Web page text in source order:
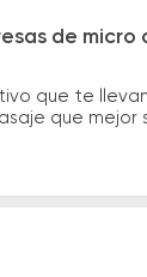
de
que te
que